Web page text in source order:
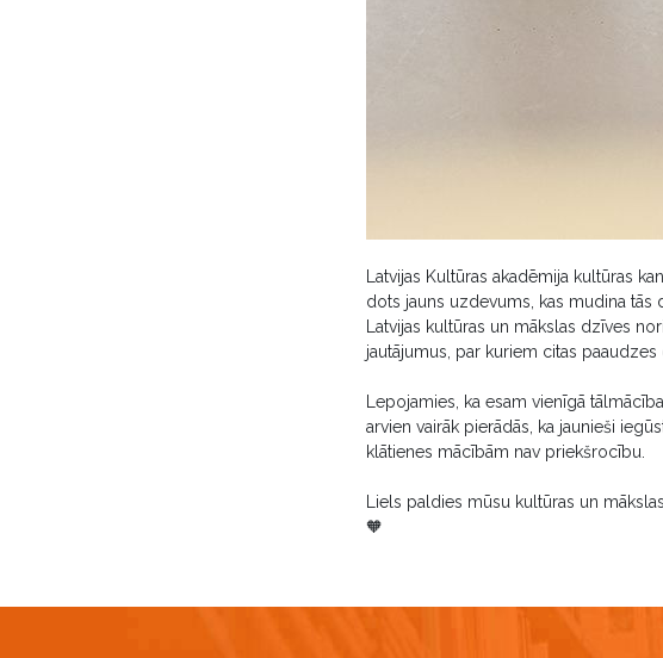
Latvijas Kultūras akadēmija kultūras
dots jauns uzdevums, kas mudina
Latvijas kultūras un mākslas dzīves
jautājumus, par kuriem citas
Lepojamies, ka esam vienīgā
arvien vairāk pierādās, ka jaunieši
klātienes mācībām nav priekšrocību.
Liels paldies mūsu kultūras un
🧡